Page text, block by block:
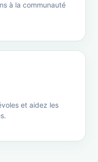
à la communauté
et aidez les